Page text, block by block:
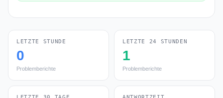
LETZTE STUNDE
0
Problemberichte
LETZTE 24 STUNDEN
1
Problemberichte